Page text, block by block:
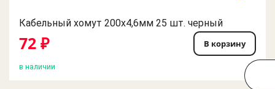
Кабельный хомут 200х4,6мм 25 шт. черный
72 ₽ В корзину
в наличии